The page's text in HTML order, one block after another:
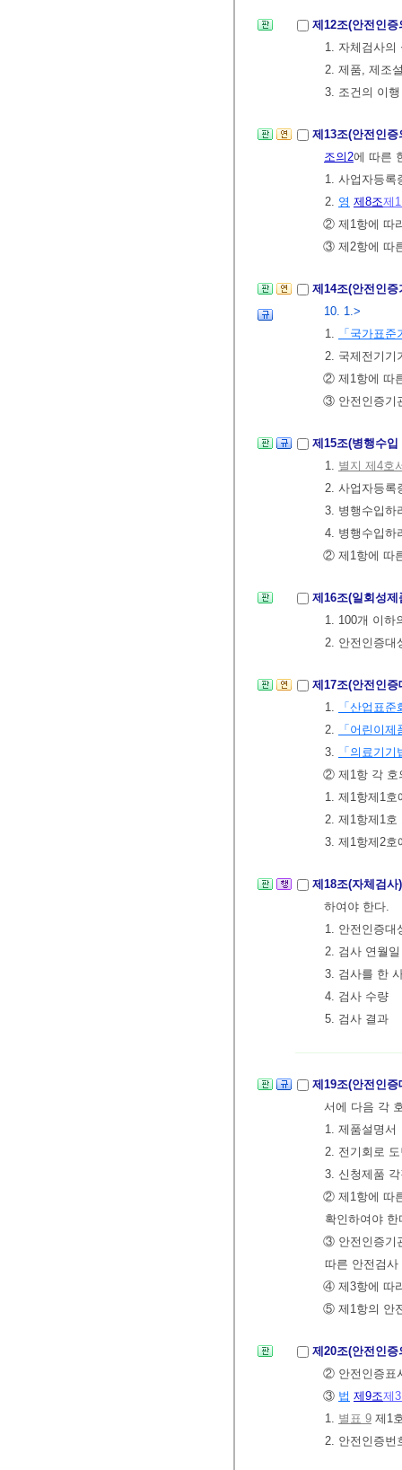
제12조(안전인
1. 자체검사의
2. 제품, 제조
3. 조건의 이
제13조(안전인
조의2에 따른
1. 사업자등록
2. 영 제8조제
② 제1항에 따
③ 제2항에 따
제14조(안전인
10. 1.>
1.
「국가표
2. 국제전기기
② 제1항에 따
③ 안전인증기
제15조(병행수
1. 별지 제4호
2. 사업자등록
3. 병행수입하
4. 병행수입하
② 제1항에 따
제16조(일회성
1. 100개 이하
2. 안전인증대
제17조(안전인
1.
「산업표준
2.
「어린이
3.
「의료기기
② 제1항 각 호
1. 제1항제1
2. 제1항제1호
3. 제1항제2호
제18조(자체검
하여야 한다.
1. 안전인증대
2. 검사 연월
3. 검사를 한
4. 검사 수량
5. 검사 결과
제19조(안전인
서에 다음 각
1. 제품설명서
2. 전기회로
3. 신청제품
② 제1항에 따
확인하여야 한
③ 안전인증기
따른 안전검
④ 제3항에 따
⑤ 제1항의 안
제20조(안전인
② 안전인증표
③ 법 제9조제
1. 별표 9 제1
2. 안전인증번